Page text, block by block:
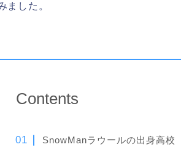
ました。
Contents
SnowManラウールの出身高校